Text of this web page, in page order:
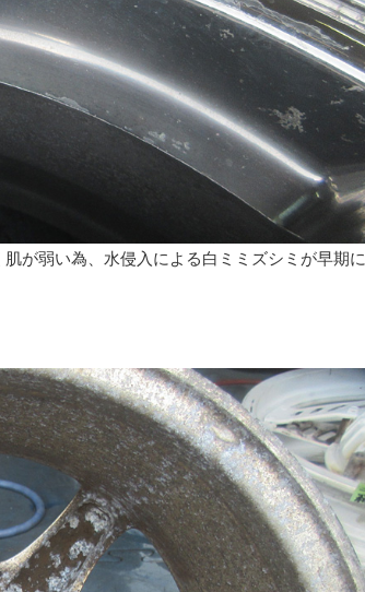
が弱い為、水侵入による白ミミズシミが早期に